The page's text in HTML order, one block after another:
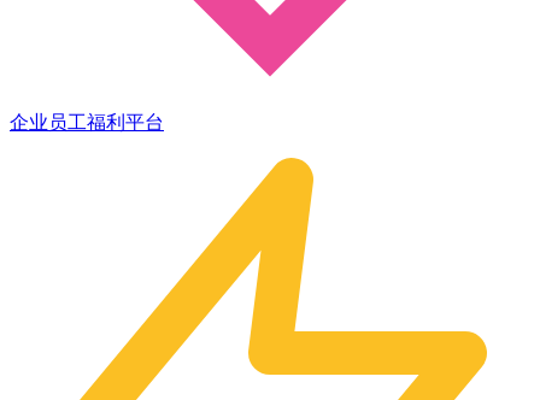
企业员工福利平台